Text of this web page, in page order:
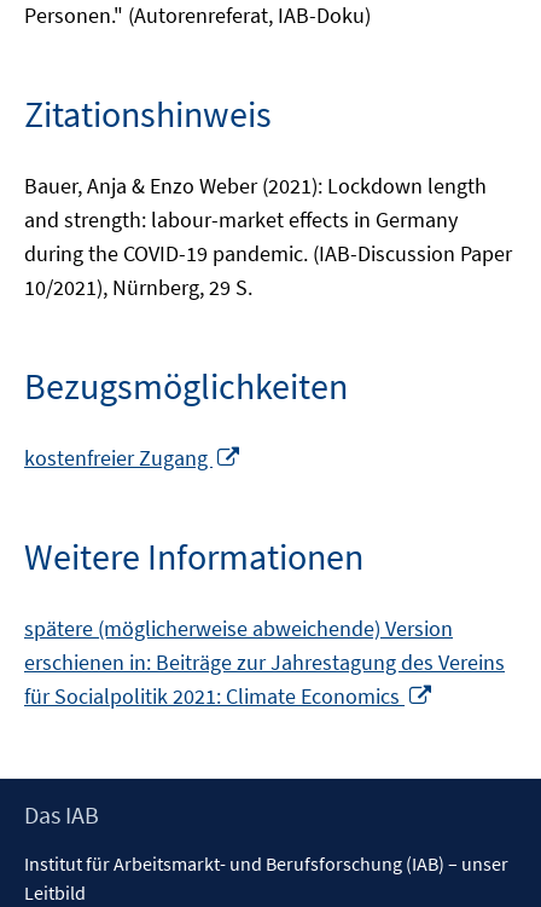
Personen." (Autorenreferat, IAB-Doku)
Zitationshinweis
Bauer, Anja & Enzo Weber (2021): Lockdown length
and strength: labour-market effects in Germany
during the COVID-19 pandemic. (IAB-Discussion Paper
10/2021), Nürnberg, 29 S.
Bezugsmöglichkeiten
kostenfreier Zugang
öffnen
Weitere Informationen
spätere (möglicherweise abweichende) Version
erschienen in: Beiträge zur Jahrestagung des Vereins
für Socialpolitik 2021: Climate Economics
öffnen
Footer
Das IAB
Institut für Arbeitsmarkt- und Berufsforschung (IAB) – unser
Leitbild